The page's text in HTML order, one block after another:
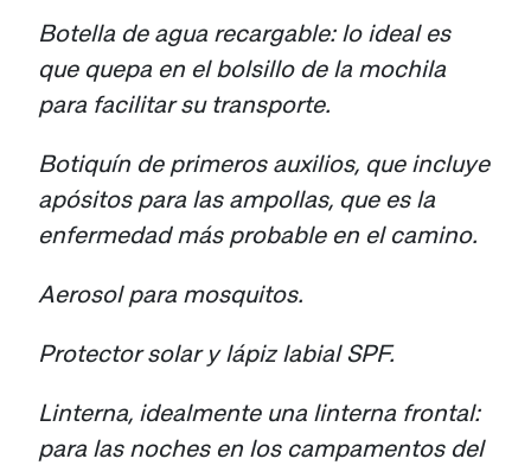
Botella de agua recargable: lo ideal es
que quepa en el bolsillo de la mochila
para facilitar su transporte.
Botiquín de primeros auxilios, que incluye
apósitos para las ampollas, que es la
enfermedad más probable en el camino.
Aerosol para mosquitos.
Protector solar y lápiz labial SPF.
Linterna, idealmente una linterna frontal:
para las noches en los campamentos del